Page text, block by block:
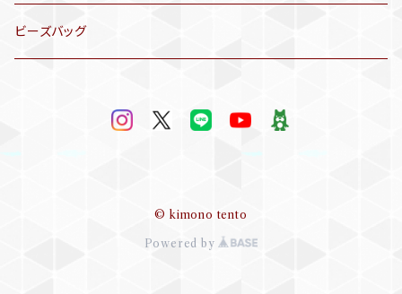
袋帯
訪問着、付下げ、色無地
帯揚げ
ビーズバッグ
© kimono tento
Powered by